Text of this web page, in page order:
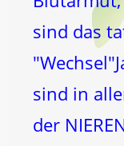
sind das
sind in
der